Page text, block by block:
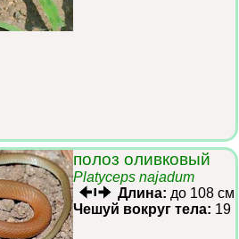
полоз оливковый
Platyceps najadum
Длина: до 108 см
Чешуй вокруг тела: 19